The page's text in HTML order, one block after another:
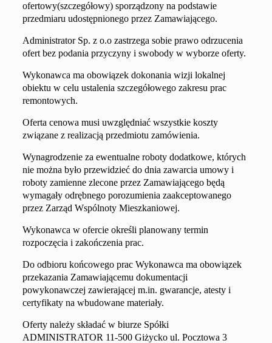
ofertowy(szczegółowy) sporządzony na podstawie
przedmiaru udostępnionego przez Zamawiającego.
Administrator Sp. z o.o zastrzega sobie prawo odrzucenia
ofert bez podania przyczyny i swobody w wyborze oferty.
Wykonawca ma obowiązek dokonania wizji lokalnej
obiektu w celu ustalenia szczegółowego zakresu prac
remontowych.
Oferta cenowa musi uwzględniać wszystkie koszty
związane z realizacją przedmiotu zamówienia.
Wynagrodzenie za ewentualne roboty dodatkowe, których
nie można było przewidzieć do dnia zawarcia umowy i
roboty zamienne zlecone przez Zamawiającego będą
wymagały odrębnego porozumienia zaakceptowanego
przez Zarząd Wspólnoty Mieszkaniowej.
Wykonawca w ofercie określi planowany termin
rozpoczęcia i zakończenia prac.
Do odbioru końcowego prac Wykonawca ma obowiązek
przekazania Zamawiającemu dokumentacji
powykonawczej zawierającej m.in. gwarancje, atesty i
certyfikaty na wbudowane materiały.
Oferty należy składać w biurze Spółki
ADMINISTRATOR 11-500 Giżycko ul. Pocztowa 3